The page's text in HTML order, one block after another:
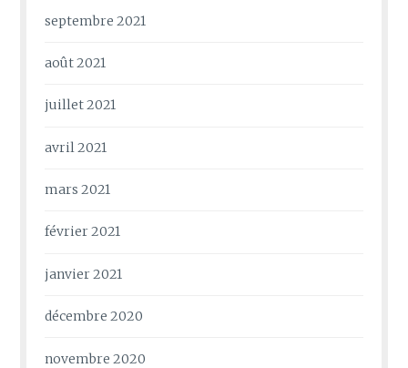
septembre 2021
août 2021
juillet 2021
avril 2021
mars 2021
février 2021
janvier 2021
décembre 2020
novembre 2020